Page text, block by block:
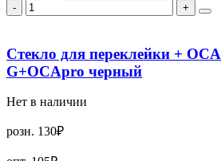
-
+
Стекло для переклейки +
G+OCApro черный
Нет в наличии
розн. 130₽